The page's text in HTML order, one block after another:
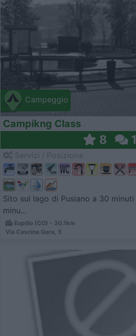
Campeggio
Campikng Class
8 1
Sito sul lago di Pusiano a 30 minuti
minu...
Eupilio (CO) - 30.1km
Via Cascina Gera, 5